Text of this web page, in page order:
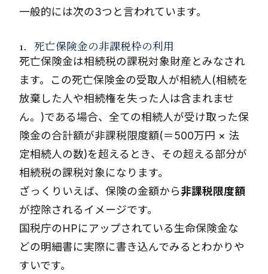
一般的には次の3つと言われています。
1．死亡保険金の非課税枠の利用
死亡保険金は相続税の課税対象財産とみなされ
ます。この死亡保険金の受取人が相続人(相続を
放棄した人や相続権を失った人は含まれませ
ん。)である場合、全ての相続人が受け取った保
険金の合計額が非課税限度額(＝500万円 × 法
定相続人の数)を超えるとき、その超える部分が
相続税の課税対象になります。
ざっくりいえば、保険の金額から非課税限度額
が控除されるイメージです。
国税庁のHPにアップされている生命保険金な
どの明細書に実際に書き込んでみるとわかりや
すいです。